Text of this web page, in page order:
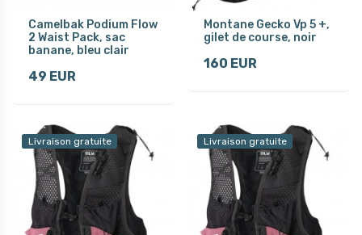
Camelbak Podium Flow
2 Waist Pack, sac
banane, bleu clair
49 EUR
Montane Gecko Vp 5 +,
gilet de course, noir
160 EUR
Livraison gratuite Livraison gratuite